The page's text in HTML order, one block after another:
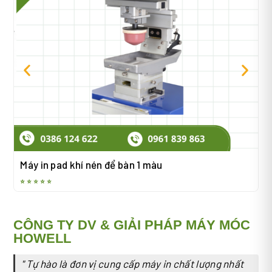
Máy in pad khí nén để bàn 1 màu
⭐ ⭐ ⭐ ⭐ ⭐
CÔNG TY DV & GIẢI PHÁP MÁY MÓC
HOWELL
" Tự hào là đơn vị cung cấp máy in chất lượng nhất